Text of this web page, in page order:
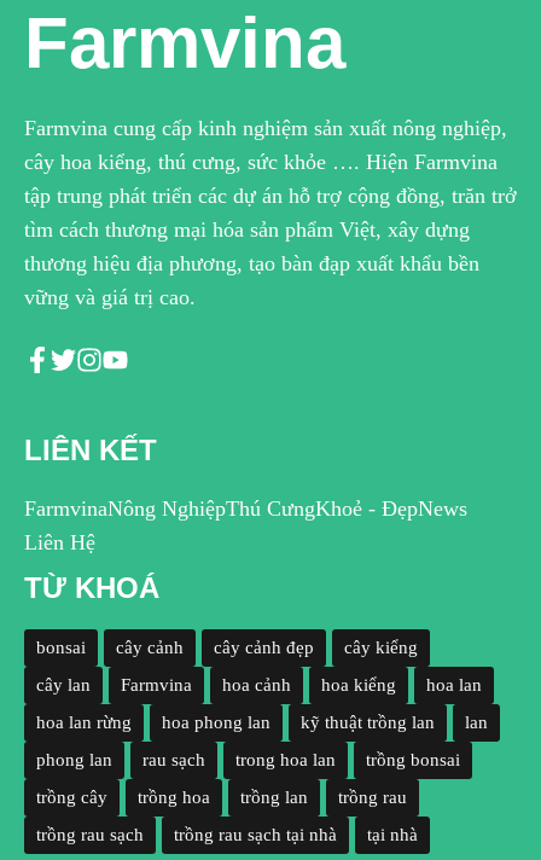
Farmvina
Farmvina cung cấp kinh nghiệm sản xuất nông nghiệp,
cây hoa kiểng, thú cưng, sức khỏe …. Hiện Farmvina
tập trung phát triển các dự án hỗ trợ cộng đồng, trăn trở
tìm cách thương mại hóa sản phẩm Việt, xây dựng
thương hiệu địa phương, tạo bàn đạp xuất khẩu bền
vững và giá trị cao.
LIÊN KẾT
FarmvinaNông NghiệpThú CưngKhoẻ - ĐẹpNews
Liên Hệ
TỪ KHOÁ
bonsai cây cảnh cây cảnh đẹp
cây kiểng
cây lan
Farmvina hoa cảnh hoa kiểng
hoa lan
hoa lan rừng
hoa phong lan kỹ thuật trồng lan
lan
phong lan
rau sạch trong hoa lan
trồng bonsai
trồng cây
trồng hoa trồng lan
trồng rau
trồng rau sạch
trồng rau sạch tại nhà tại nhà